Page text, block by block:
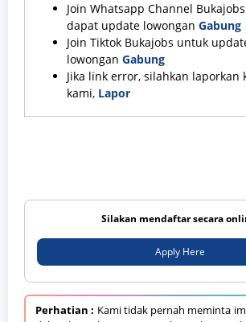
Join Whatsapp Channel
dapat update lowongan Gabung
Join Tiktok Bukajobs untuk
lowongan Gabung
Jika link error, silahkan laporkan
kami, Lapor
Silakan mendaftar secara
Apply Here
Perhatian : Kami tidak pernah meminta